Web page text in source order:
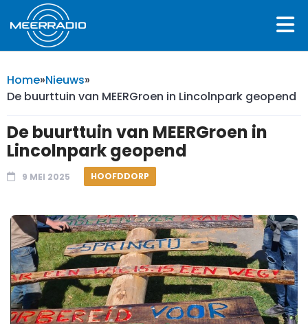
Home»Nieuws»
De buurttuin van MEERGroen in Lincolnpark geopend
De buurttuin van MEERGroen in
Lincolnpark geopend
9 MEI 2025 HOOFDDORP